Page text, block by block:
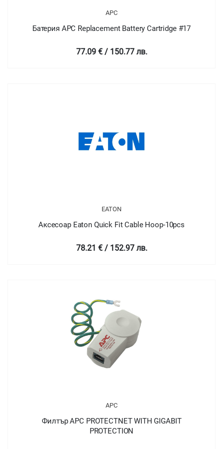
APC
Батерия APC Replacement Battery Cartridge #17
77.09 € / 150.77 лв.
EATON
Аксесоар Eaton Quick Fit Cable Hoop-10pcs
78.21 € / 152.97 лв.
APC
Филтър APC PROTECTNET WITH GIGABIT
PROTECTION